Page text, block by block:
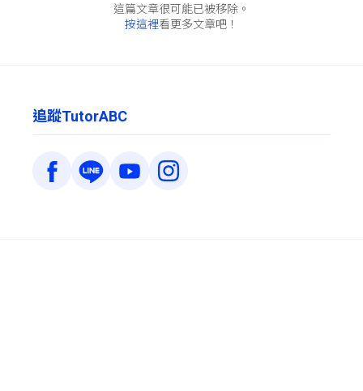
按這裡看更多文章吧！
追蹤TutorABC